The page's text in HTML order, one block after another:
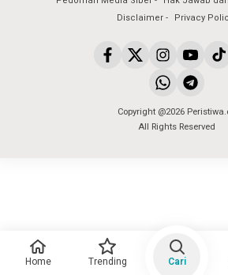
Disclaimer
Privacy
Copyright @2026
All Rights Reserved
Home Trending Cari